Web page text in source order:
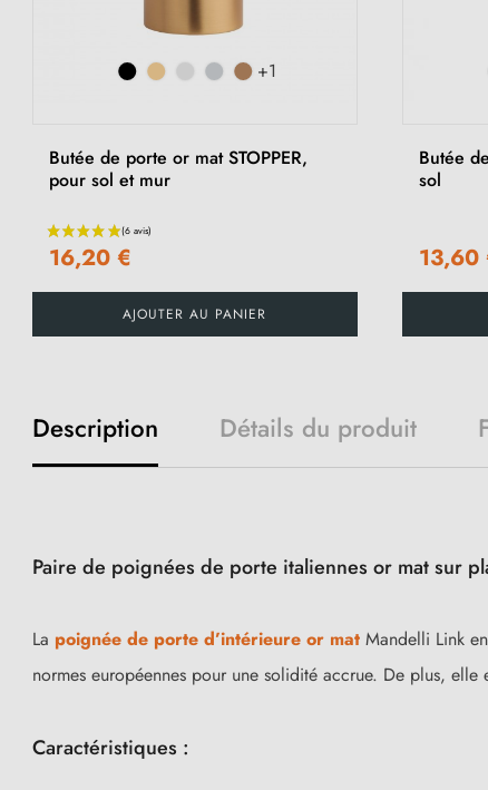
+1
Butée de porte or mat STOPPER,
pour sol et mur
16,20 €
AJOUTER AU PANIER
Butée
sol
13,60
Description Détails du produit
Paire de poignées de porte italiennes or mat sur
La poignée de porte d’intérieure or mat Mandelli Link
normes européennes pour une solidité accrue. De plus,
Caractéristiques :